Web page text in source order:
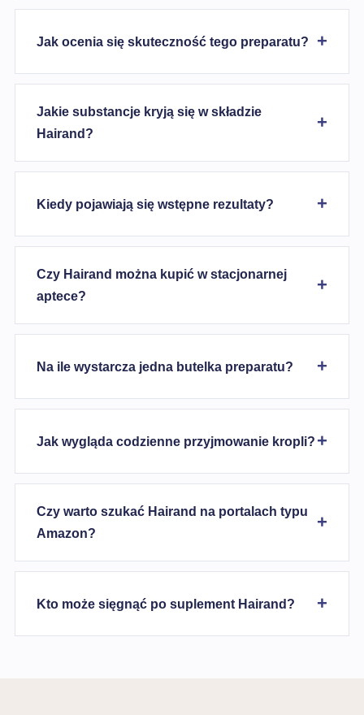
Jak ocenia się skuteczność tego preparatu?
Jakie substancje kryją się w składzie
Hairand?
Kiedy pojawiają się wstępne rezultaty?
Czy Hairand można kupić w stacjonarnej
aptece?
Na ile wystarcza jedna butelka preparatu?
Jak wygląda codzienne przyjmowanie kropli?
Czy warto szukać Hairand na portalach typu
Amazon?
Kto może sięgnąć po suplement Hairand?